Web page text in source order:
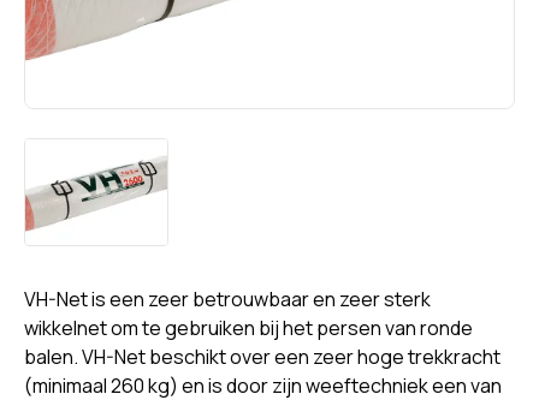
VH-Net is een zeer betrouwbaar en zeer sterk
wikkelnet om te gebruiken bij het persen van ronde
balen. VH-Net beschikt over een zeer hoge trekkracht
(minimaal 260 kg) en is door zijn weeftechniek een van